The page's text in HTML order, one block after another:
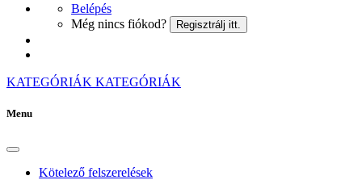
Belépés
Még nincs fiókod?
Regisztrálj itt.
KATEGÓRIÁK KATEGÓRIÁK
Menu
Kötelező felszerelések